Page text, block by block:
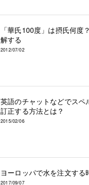
「華氏100度」は摂氏何度
解する
2012/07/02
英語のチャットなどでスペ
訂正する方法とは？
2015/02/06
ヨーロッパで水を注文する
2017/09/07